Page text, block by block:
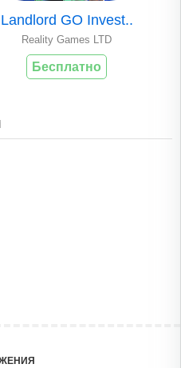
Landlord GO Invest..
Reality Games LTD
Бесплатно